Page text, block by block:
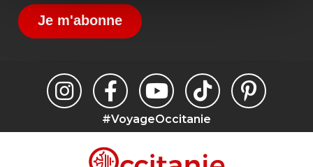
Je m'abonne
#VoyageOccitanie